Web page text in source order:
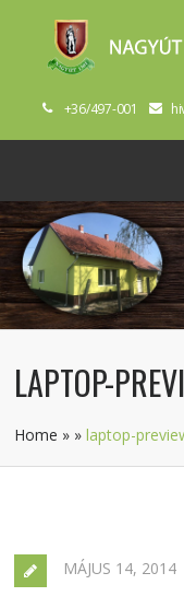
+36/497-001
LAPTOP-
Home » »laptop-
MÁJUS 14, 2014